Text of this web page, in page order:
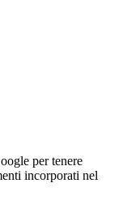
per tenere
incorporati nel